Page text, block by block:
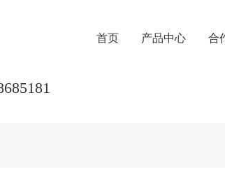
首页 产品中心 合